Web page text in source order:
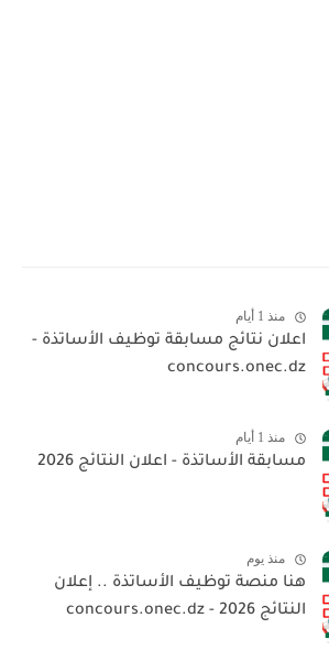
منذ 1 أيام
اعلان نتائج مسابقة توظيف الأساتذة -
concours.onec.dz
منذ 1 أيام
مسابقة الأساتذة - اعلان النتائج 2026
منذ يوم
هنا منصة توظيف الأساتذة .. إعلان
النتائج 2026 - concours.onec.dz